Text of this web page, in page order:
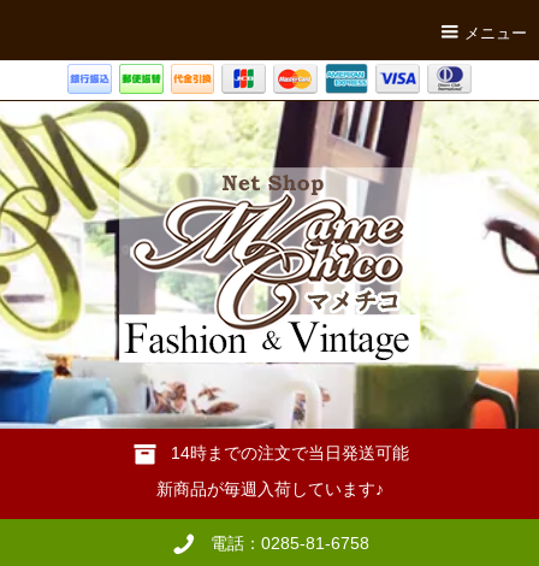
メニュー
14時までの注文で当日発送可能
新商品が毎週入荷しています♪
電話：0285-81-6758